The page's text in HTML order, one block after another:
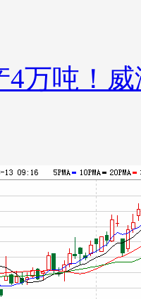
4万吨！